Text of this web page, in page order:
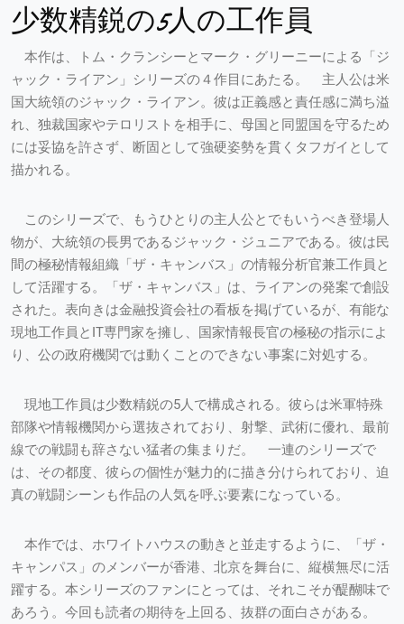
少数精鋭の5人の工作員
本作は、トム・クランシーとマーク・グリーニーによる「ジ
ャック・ライアン」シリーズの４作目にあたる。 主人公は米
国大統領のジャック・ライアン。彼は正義感と責任感に満ち溢
れ、独裁国家やテロリストを相手に、母国と同盟国を守るため
には妥協を許さず、断固として強硬姿勢を貫くタフガイとして
描かれる。
このシリーズで、もうひとりの主人公とでもいうべき登場人
物が、大統領の長男であるジャック・ジュニアである。彼は民
間の極秘情報組織「ザ・キャンバス」の情報分析官兼工作員と
して活躍する。「ザ・キャンバス」は、ライアンの発案で創設
された。表向きは金融投資会社の看板を掲げているが、有能な
現地工作員とIT専門家を擁し、国家情報長官の極秘の指示によ
り、公の政府機関では動くことのできない事案に対処する。
現地工作員は少数精鋭の5人で構成される。彼らは米軍特殊
部隊や情報機関から選抜されており、射撃、武術に優れ、最前
線での戦闘も辞さない猛者の集まりだ。 一連のシリーズで
は、その都度、彼らの個性が魅力的に描き分けられており、迫
真の戦闘シーンも作品の人気を呼ぶ要素になっている。
本作では、ホワイトハウスの動きと並走するように、「ザ・
キャンパス」のメンバーが香港、北京を舞台に、縦横無尽に活
躍する。本シリーズのファンにとっては、それこそが醍醐味で
あろう。今回も読者の期待を上回る、抜群の面白さがある。